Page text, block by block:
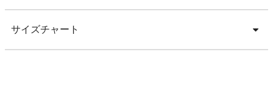
サイズチャート